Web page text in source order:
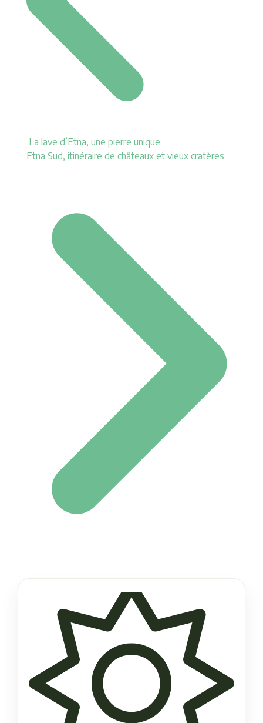
La lave d’Etna, une pierre unique
Etna Sud, itinéraire de châteaux et vieux cratères